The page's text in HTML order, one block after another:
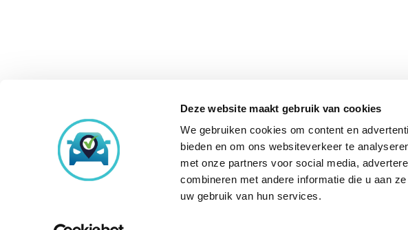
Deze website maakt gebruik van cookies
We gebruiken cookies om content en
bieden en om ons websiteverkeer te
met onze partners voor social media,
combineren met andere informatie die u aan
uw gebruik van hun services.
Onze